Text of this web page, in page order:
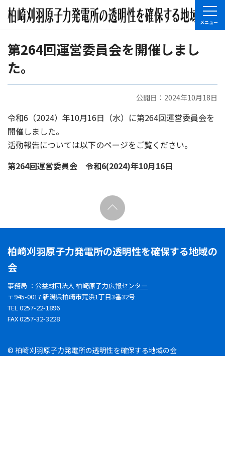
第264回運営委員会を開催しまし
た。
公開日：2024年10月18日
令和6（2024）年10月16日（水）に第264回運営委員会を
開催しました。
活動報告については以下のページをご覧ください。
第264回運営委員会 令和6(2024)年10月16日
柏崎刈羽原子力発電所の透明性を確保する地域の
会
事務局 ： 公益財団法人 柏崎原子力広報センター
〒945-0017 新潟県柏崎市荒浜1丁目3番32号
TEL 0257-22-1896
FAX 0257-32-3228
© 柏崎刈羽原子力発電所の透明性を確保する地域の会